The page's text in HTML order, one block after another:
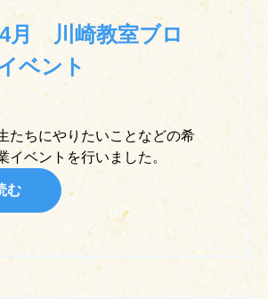
4月 川崎教室ブロ
ベント
たちにやりたいことなどの希
イベントを行いました。
む